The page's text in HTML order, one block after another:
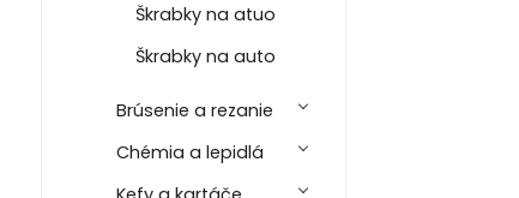
Škrabky na atuo
Škrabky na auto
Brúsenie a rezanie
Chémia a lepidlá